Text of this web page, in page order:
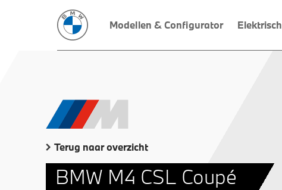
Modellen & Configurator Elektrisch
Terug naar overzicht
BMW M4 CSL Coupé